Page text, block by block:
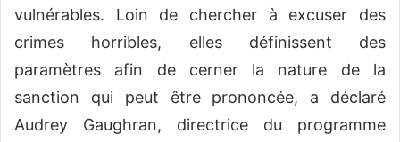
vulnérables. Loin de chercher à excuser des
crimes horribles, elles définissent des
paramètres afin de cerner la nature de la
sanction qui peut être prononcée, a déclaré
Audrey Gaughran, directrice du programme